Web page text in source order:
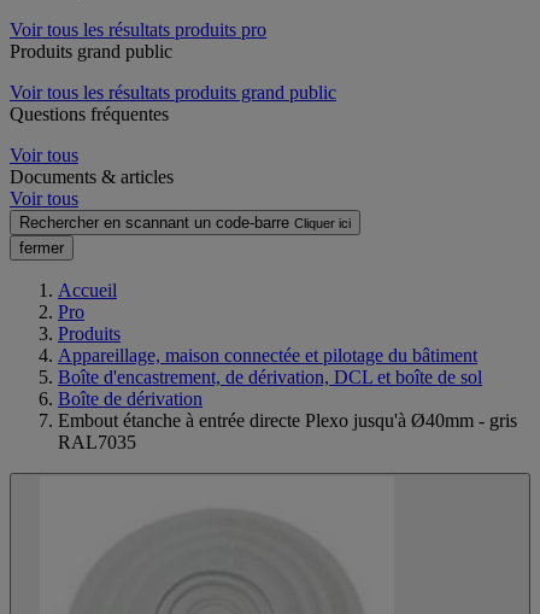
Voir tous les résultats produits pro
Produits grand public
Voir tous les résultats produits grand public
Questions fréquentes
Voir tous
Documents & articles
Voir tous
Rechercher en scannant un code-barre Cliquer ici
fermer
Accueil
Pro
Produits
Appareillage, maison connectée et pilotage du bâtiment
Boîte d'encastrement, de dérivation, DCL et boîte de sol
Boîte de dérivation
Embout étanche à entrée directe Plexo jusqu'à Ø40mm - gris
RAL7035